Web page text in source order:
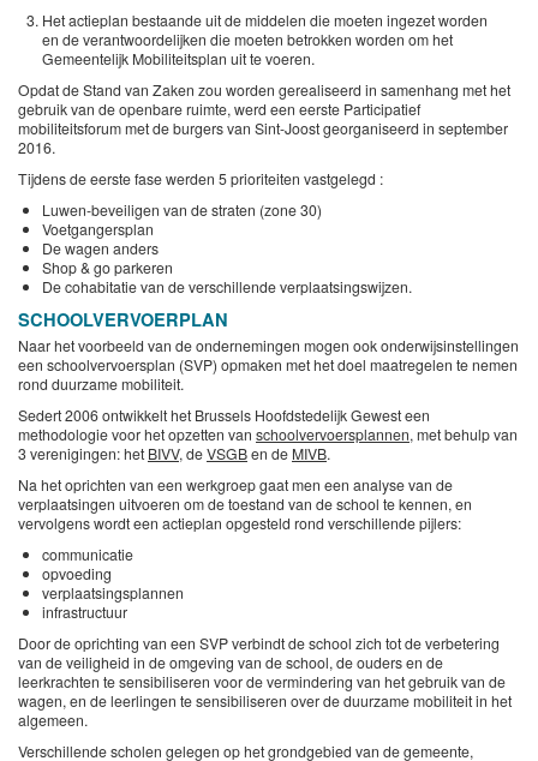
Het actieplan bestaande uit de middelen die moeten ingezet worden
en de verantwoordelijken die moeten betrokken worden om het
Gemeentelijk Mobiliteitsplan uit te voeren.
Opdat de Stand van Zaken zou worden gerealiseerd in samenhang met het
gebruik van de openbare ruimte, werd een eerste Participatief
mobiliteitsforum met de burgers van Sint-Joost georganiseerd in september
2016.
Tijdens de eerste fase werden 5 prioriteiten vastgelegd :
Luwen-beveiligen van de straten (zone 30)
Voetgangersplan
De wagen anders
Shop & go parkeren
De cohabitatie van de verschillende verplaatsingswijzen.
SCHOOLVERVOERPLAN
Naar het voorbeeld van de ondernemingen mogen ook onderwijsinstellingen
een schoolvervoersplan (SVP) opmaken met het doel maatregelen te nemen
rond duurzame mobiliteit.
Sedert 2006 ontwikkelt het Brussels Hoofdstedelijk Gewest een
methodologie voor het opzetten van schoolvervoersplannen, met behulp van
3 verenigingen: het BIVV, deVSGBen de MIVB.
Na het oprichten van een werkgroep gaat men een analyse van de
verplaatsingen uitvoeren om de toestand van de school te kennen, en
vervolgens wordt een actieplan opgesteld rond verschillende pijlers:
communicatie
opvoeding
verplaatsingsplannen
infrastructuur
Door de oprichting van een SVP verbindt de school zich tot de verbetering
van de veiligheid in de omgeving van de school, de ouders en de
leerkrachten te sensibiliseren voor de vermindering van het gebruik van de
wagen, en de leerlingen te sensibiliseren over de duurzame mobiliteit in het
algemeen.
Verschillende scholen gelegen op het grondgebied van de gemeente,